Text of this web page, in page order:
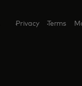
Privacy Terms